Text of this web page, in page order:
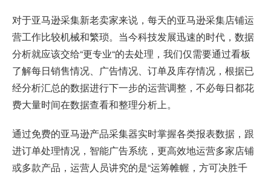
对于亚马逊采集新老卖家来说，每天的亚马逊采集店铺运
营工作比较机械和繁琐。当今科技发展迅速的时代，数据
分析就应该交给“更专业“的去处理，我们仅需要通过看板
了解每日销售情况、广告情况、订单及库存情况，根据已
经分析汇总的数据进行下一步的运营调整，不必每日都花
费大量时间在数据查看和整理分析上。
通过免费的亚马逊产品采集器实时掌握各类报表数据，跟
进订单处理情况，智能广告系统，更高效地运营多家店铺
或多款产品，运营人员讲究的是“运筹帷幄，方可决胜千